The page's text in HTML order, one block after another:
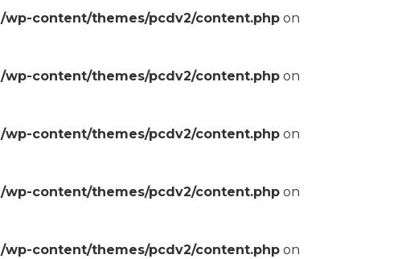
content/themes/pcdv2/content.php on
content/themes/pcdv2/content.php on
content/themes/pcdv2/content.php on
content/themes/pcdv2/content.php on
content/themes/pcdv2/content.php on